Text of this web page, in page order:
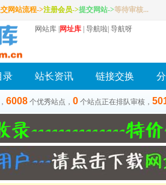
网站流程->注册会员->提交网站->等待审核...
网站库 网址库 导航啦 导航呀
录 站长资讯 链接交换
6008 个优秀站点， 0 个站点正在排队审核，